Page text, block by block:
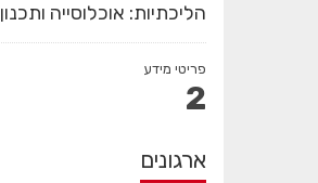
הליכתיות: אוכלוסייה ותכנון
פריטי מידע
2
ארגונים